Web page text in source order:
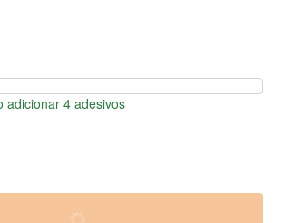
adicionar 4 adesivos